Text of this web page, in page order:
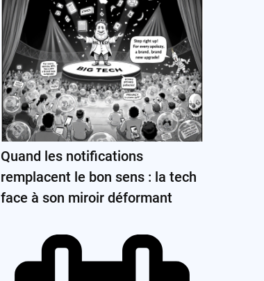
Quand les notifications
remplacent le bon sens : la tech
face à son miroir déformant